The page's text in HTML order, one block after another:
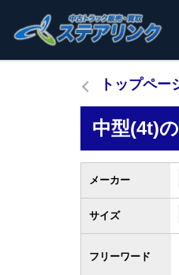
トップペー
中型(4t)
サイズ
フリーワード
メーカー